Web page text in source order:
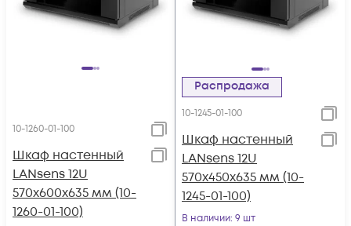
10-1260-01-100
Шкаф настенный
LANsens 12U
570x600x635 мм (10-
1260-01-100)
Распродажа
10-1245-01-100
Шкаф настенный
LANsens 12U
570x450x635 мм (10-
1245-01-100)
В наличии: 9 шт